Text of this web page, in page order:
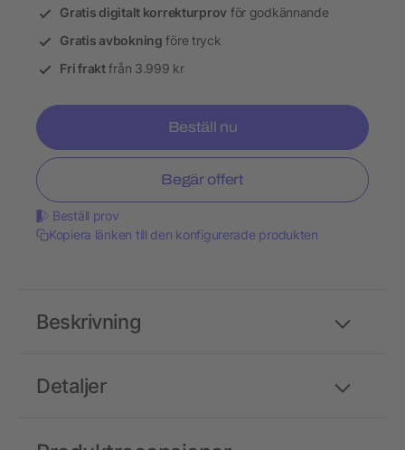
Gratis digitalt korrekturprov för godkännande
Gratis avbokning före tryck
Fri fraktfrån 3.999 kr
Beställ nu
Begär offert
Beställ prov
Kopiera länken till den konfigurerade produkten
Detaljer
Beskrivning